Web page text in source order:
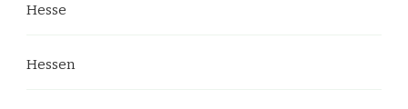
Hesse
Hessen